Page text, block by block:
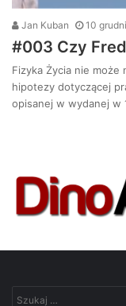
Jan Kuban 10
#003 Czy
Fizyka Życia nie może
hipotezy dotyczącej
opisanej w wydanej w